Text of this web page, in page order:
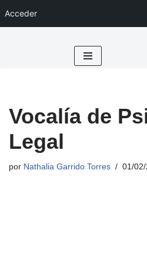
Acceder
Vocalía de
Legal
por Nathalia Garrido Torres 01/